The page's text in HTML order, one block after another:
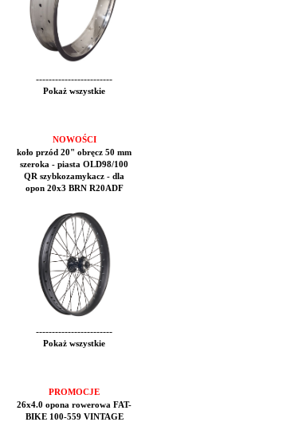
------------------------
Pokaż wszystkie
NOWOŚCI
koło przód 20" obręcz 50 mm
szeroka - piasta OLD98/100
QR szybkozamykacz - dla
opon 20x3 BRN R20ADF
------------------------
Pokaż wszystkie
PROMOCJE
26x4.0 opona rowerowa FAT-
BIKE 100-559 VINTAGE